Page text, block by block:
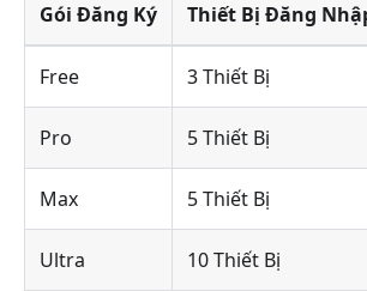
Gói Đăng Ký Thiết Bị Đăng
Free 3 Thiết Bị
Pro 5 Thiết Bị
Max 5 Thiết Bị
Ultra 10 Thiết Bị